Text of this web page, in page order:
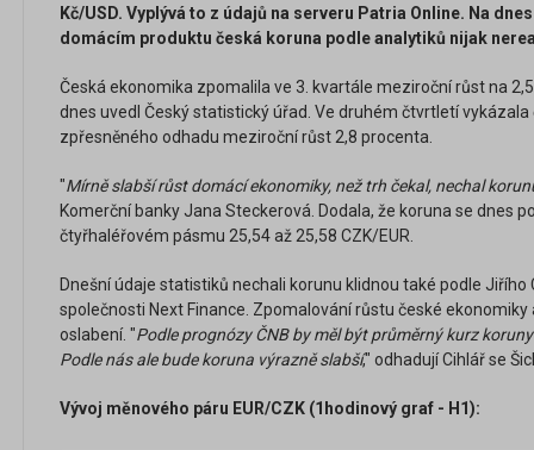
Kč/USD. Vyplývá to z údajů na serveru Patria Online. Na
domácím produktu česká koruna podle analytiků nijak
Česká ekonomika zpomalila ve 3. kvartále meziroční růst na
dnes uvedl Český statistický úřad. Ve druhém čtvrtletí
zpřesněného odhadu meziroční růst 2,8 procenta.
"Mírně slabší růst domácí ekonomiky, než trh čekal, nechal
Komerční banky Jana Steckerová. Dodala, že koruna se dnes
čtyřhaléřovém pásmu 25,54 až 25,58 CZK/EUR.
Dnešní údaje statistiků nechali korunu klidnou také podle
společnosti Next Finance. Zpomalování růstu české
oslabení. "Podle prognózy ČNB by měl být průměrný kurz
Podle nás ale bude koruna výrazně slabší," odhadují Cihlář se
Vývoj měnového páru EUR/CZK (1hodinový graf - H1):